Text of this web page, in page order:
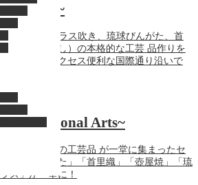
種類（琉球ガラス吹き、琉球びんがた、首
り、琉球うるし）の本格的な工芸 品作りを
！場所はアクセス便利な国際通り沿いで
~Traditional Arts~
した那覇市の工芸品 が一堂に集まったセ
琉球びんがた」「首里織」「壺屋焼」「琉
ス」が一堂に！